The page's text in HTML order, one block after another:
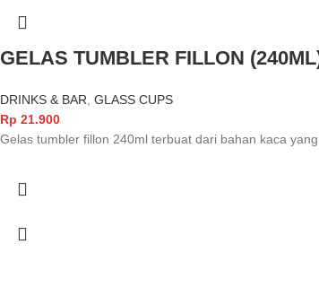
GELAS TUMBLER FILLON
DRINKS & BAR GLASS CUPS
Rp 21.900
Gelas tumbler fillon 240ml terbuat dari bahan kaca